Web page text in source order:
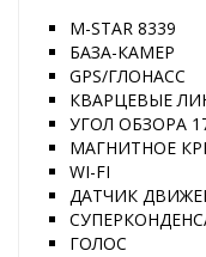
M-STAR 8339
БАЗА-КАМЕР
GPS/ГЛОНАСС
КВАРЦЕВЫЕ
УГОЛ ОБЗОРА
МАГНИТНОЕ
WI-FI
ДАТЧИК
ГОЛОС